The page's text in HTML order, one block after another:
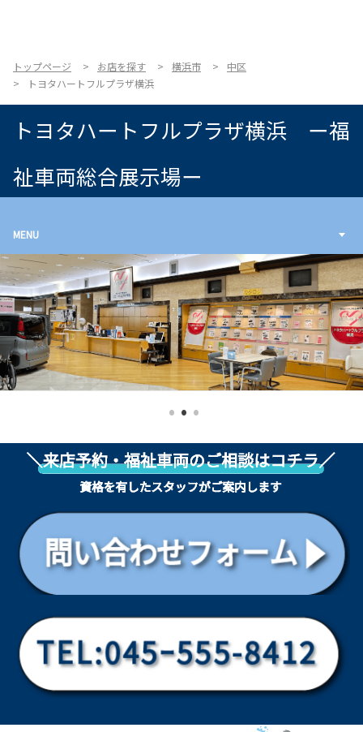
新車を探す
中古車を探す
点検・整備をする
新車購入ガイド
地域応援活動
企業情報
採用情報
法人のお客様
各種予約
0800-080-5365
トップページ お店を探す 横浜市
中区
トヨタハートフルプラザ横浜
トヨタハートフルプラザ横浜 ー福
祉車両総合展示場ー
MENU